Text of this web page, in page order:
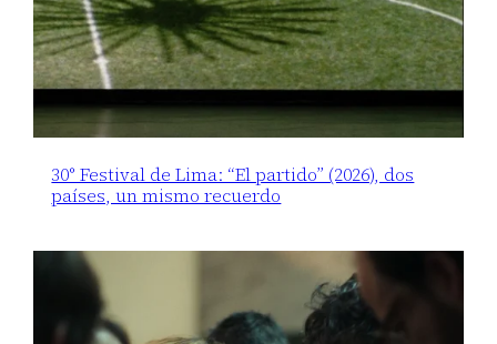
30° Festival de Lima: “El partido” (2026), dos
países, un mismo recuerdo